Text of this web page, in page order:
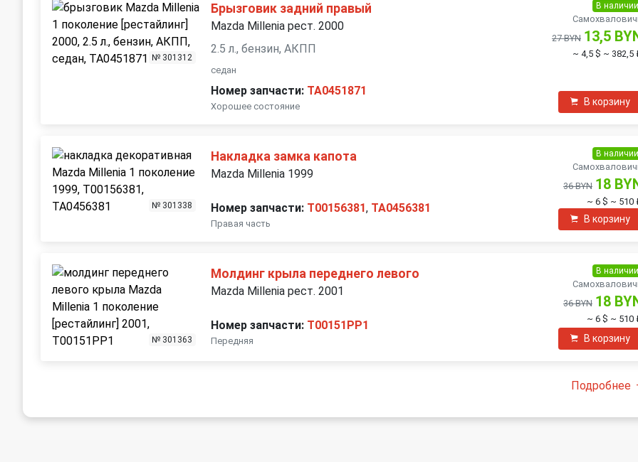
№ 301312
Брызговик задний правый
Mazda Millenia рест. 2000
2.5 л., бензин, АКПП
седан
Номер запчасти: TA0451871
Хорошее состояние
В наличии
27 BYN 13,5
~ 4,5 $ ~ 382,5
В корзину
№ 301338
Накладка замка капота
Mazda Millenia 1999
Номер запчасти: T00156381, TA0456381
Правая часть
В наличии
36 BYN 18
~ 6 $ ~ 510
В корзину
№ 301363
Молдинг крыла переднего левого
Mazda Millenia рест. 2001
Номер запчасти: T00151PP1
Передняя
В наличии
36 BYN 18
~ 6 $ ~ 510
В корзину
Подробнее